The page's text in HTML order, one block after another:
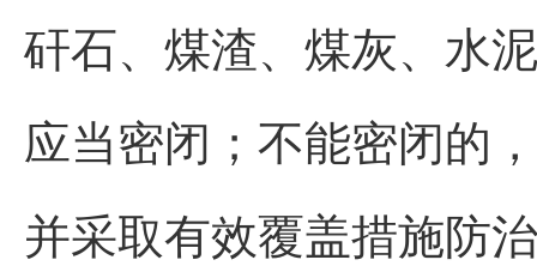
矸石、煤渣、煤灰、水
应当密闭；不能密闭的
并采取有效覆盖措施防